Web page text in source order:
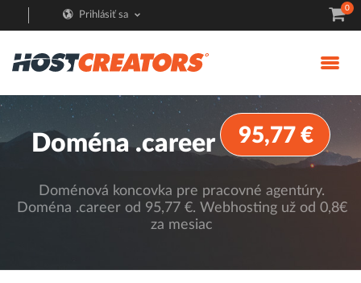
Prihlásiť sa
0
Doména .career 95,77 €
Doménová koncovka pre pracovné agentúry.
Doména .career od 95,77 €. Webhosting už od 0,8€
za mesiac